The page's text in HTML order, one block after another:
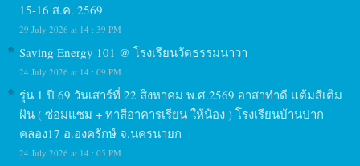
15-16 ส.ค. 2569
29 July 2026 at 14 : 39 PM
Saving Energy 101 @ โรงเรียนวัดธรรมนาวา
24 July 2026 at 14 : 09 PM
รุ่น 1 ปี 69 วันเสาร์ที่ 22 สิงหาคม พ.ศ.2569 อาสาทำดี แต้มสีเติม
ฝัน ( ซ่อมแซม + ทาสีอาคารเรียน ให้น้อง ) โรงเรียนบ้านปาก
คลอง17 อ.องครักษ์ จ.นครนายก
24 July 2026 at 14 : 05 PM